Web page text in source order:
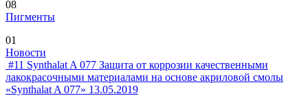
08
Пигменты
01
Новости
#11 Synthalat A 077 Защита от коррозии качественными
лакокрасочными материалами на основе акриловой смолы
«Synthalat A 077» 13.05.2019